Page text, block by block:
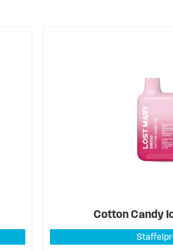
Cotton Candy